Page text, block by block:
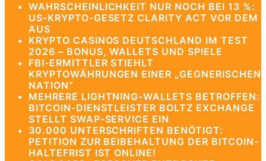
WAHRSCHEINLICHKEIT NUR NOCH BEI 13 %:
US-KRYPTO-GESETZ CLARITY ACT VOR DEM
AUS
KRYPTO CASINOS DEUTSCHLAND IM TEST
2026 – BONUS, WALLETS UND SPIELE
FBI-ERMITTLER STIEHLT
KRYPTOWÄHRUNGEN EINER „GEGNERISCHEN
NATION“
MEHRERE LIGHTNING-WALLETS BETROFFEN:
BITCOIN-DIENSTLEISTER BOLTZ EXCHANGE
STELLT SWAP-SERVICE EIN
30.000 UNTERSCHRIFTEN BENÖTIGT:
PETITION ZUR BEIBEHALTUNG DER BITCOIN-
HALTEFRIST IST ONLINE!